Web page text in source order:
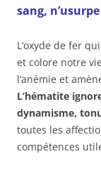
sang,
L’oxyde de fer
et colore notre
l’anémie et
L’hématite
dynamisme,
toutes les
compétences